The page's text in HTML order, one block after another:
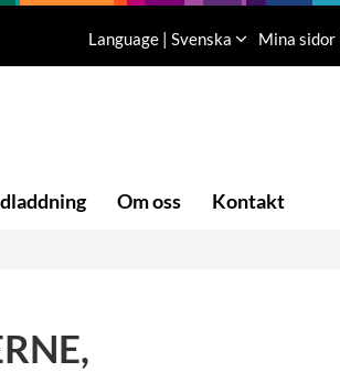
Language | Svenska Mina sidor
Om oss Kontakt